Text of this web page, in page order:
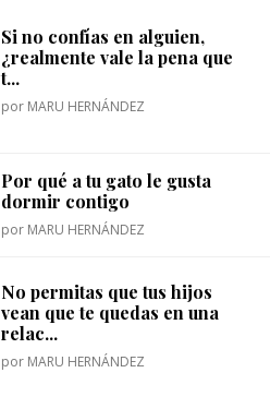
Si no confías en alguien,
¿realmente vale la pena que
t...
por MARU HERNÁNDEZ
Por qué a tu gato le gusta
dormir contigo
por MARU HERNÁNDEZ
No permitas que tus hijos
vean que te quedas en una
relac...
por MARU HERNÁNDEZ